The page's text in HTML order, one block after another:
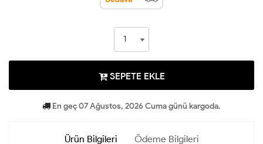
SEPETE EKLE
En geç 07 Ağustos, 2026 Cuma günü kargoda.
Ürün Bilgileri Ödeme Bilgileri